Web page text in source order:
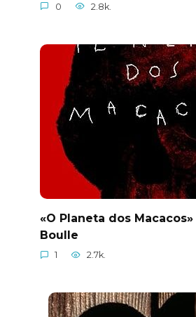
0 2.8k.
«O Planeta dos
Boulle
1 2.7k.